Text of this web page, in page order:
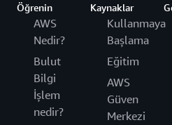
Öğrenin
AWS
Nedir?
Bulut
Bilgi
İşlem
nedir?
Kaynaklar
Kullanmaya
Başlama
Eğitim
AWS
Güven
Merkezi